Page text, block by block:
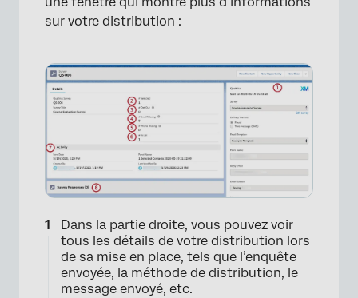
sur votre distribution :
Dans la partie droite, vous pouvez voir
tous les détails de votre distribution lors
de sa mise en place, tels que l’enquête
envoyée, la méthode de distribution, le
message envoyé, etc.